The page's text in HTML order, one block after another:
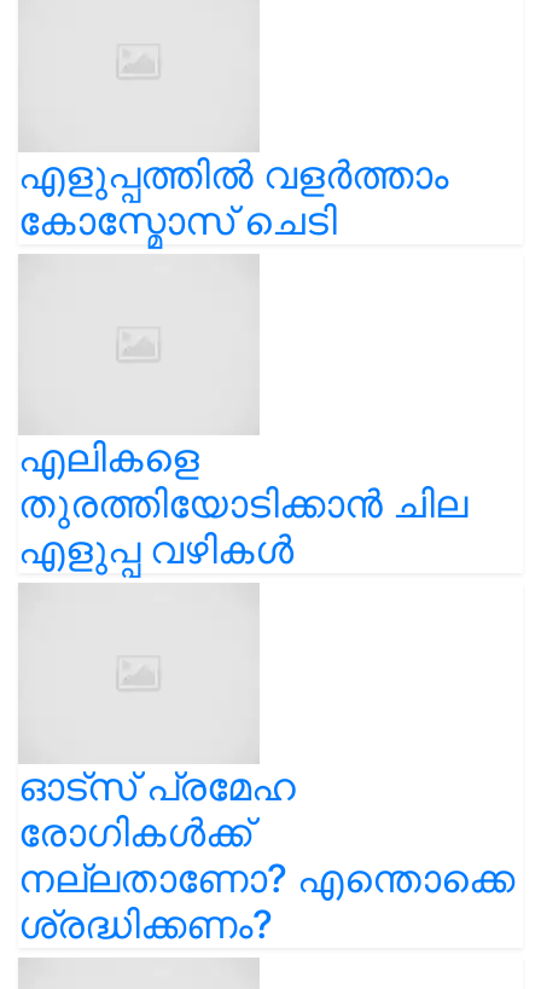
എളുപ്പത്തിൽ വളർത്താം
കോസ്മോസ് ചെടി
എലികളെ
തുരത്തിയോടിക്കാൻ ചില
എളുപ്പ വഴികൾ
ഓട്സ് പ്രമേഹ
രോഗികൾക്ക്
നല്ലതാണോ? എന്തൊക്കെ
ശ്രദ്ധിക്കണം?